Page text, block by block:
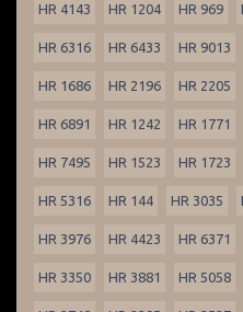
HR 4143 HR 1204 HR 969
HR 6316 HR 6433 HR 9013
HR 1686 HR 2196 HR 2205
HR 6891 HR 1242 HR 1771
HR 7495 HR 1523 HR 1723
HR 5316 HR 144 HR 3035
HR 3976 HR 4423 HR 6371
HR 3350 HR 3881 HR 5058